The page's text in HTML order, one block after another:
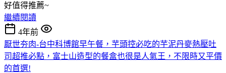
好值得推薦~
繼續閱讀
4年前
厭世夯肉-台中科博館早午餐，芋頭控必吃的芋泥丹麥熱壓吐
司超推必點，富士山造型的餐盒也很是人氣王，不限時又平價
的首選!